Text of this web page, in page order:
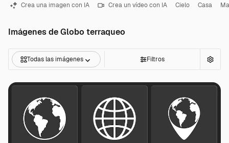
Crea una imagen con IA Crea un vídeo con IA Cielo Casa
Imágenes de Globo terraqueo
Todas las imágenes Filtros